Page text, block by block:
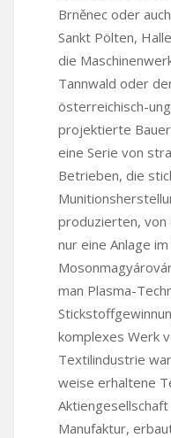
Brněnec oder
Sankt Pölten,
die
Tannwald oder
österreichisch-
projektierte
eine Serie von
Betrieben, die
produzierten, von
nur eine Anlage
man Plasma-
komplexes Werk
Textilindustrie
weise erhaltene
Manufaktur,